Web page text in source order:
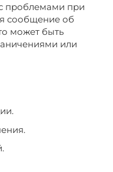
проблемами при
сообщение об
может быть
или